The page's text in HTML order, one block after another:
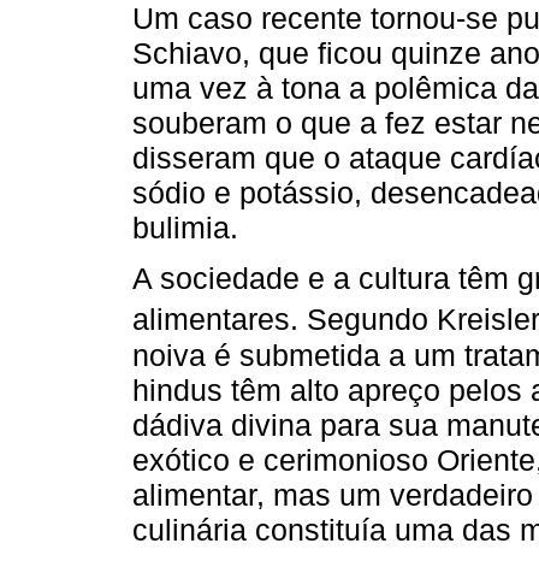
Um caso recente tornou-se
Schiavo, que ficou quinze
uma vez à tona a polêmica
souberam o que a fez estar
disseram que o ataque
sódio e potássio,
bulimia.
A sociedade e a cultura têm
alimentares. Segundo
noiva é submetida a um
hindus têm alto apreço pelos
dádiva divina para sua
exótico e cerimonioso
alimentar, mas um
culinária constituía uma das